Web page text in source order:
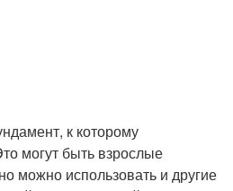
к которому
могут быть взрослые
можно использовать и другие